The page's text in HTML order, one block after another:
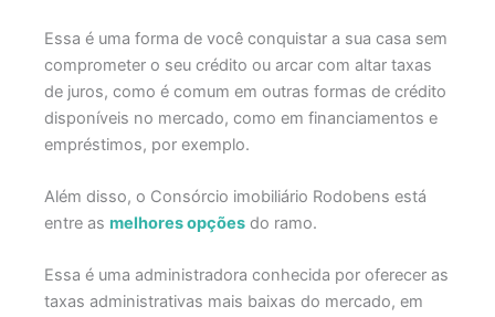
Essa é uma forma de você conquistar a sua casa sem
comprometer o seu crédito ou arcar com altar taxas
de juros, como é comum em outras formas de crédito
disponíveis no mercado, como em financiamentos e
empréstimos, por exemplo.
Além disso, o Consórcio imobiliário Rodobens está
entre as melhores opções do ramo.
Essa é uma administradora conhecida por oferecer as
taxas administrativas mais baixas do mercado, em